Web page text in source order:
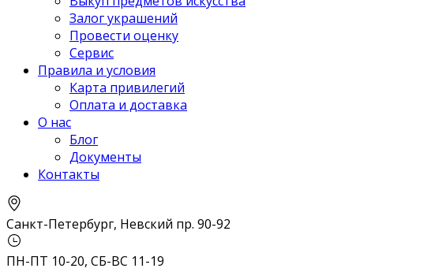
Залог украшений
Провести оценку
Сервис
Правила и условия
Карта привилегий
Оплата и доставка
О нас
Блог
Документы
Контакты
Санкт-Петербург, Невский пр. 90-92
ПН-ПТ 10-20, СБ-ВС 11-19